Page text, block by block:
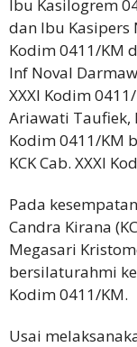
Ibu Kasilogrem
dan Ibu Kasipers
Kodim 0411/KM
Inf Noval
XXXI Kodim
Ariawati Taufiek,
Kodim 0411/KM
KCK Cab. XXXI
Pada
Candra Kirana
Megasari
bersilaturahmi ke
Kodim 0411/KM.
Usai